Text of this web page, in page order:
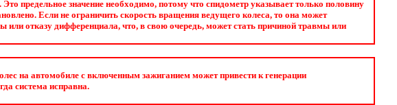
предельное значение необходимо, потому что спидометр указывает только половину
Если не ограничить скорость вращения ведущего колеса, то она может
отказу дифференциала, что, в свою очередь, может стать причиной травмы или
на автомобиле с включенным зажиганием может привести к генерации
система исправна.